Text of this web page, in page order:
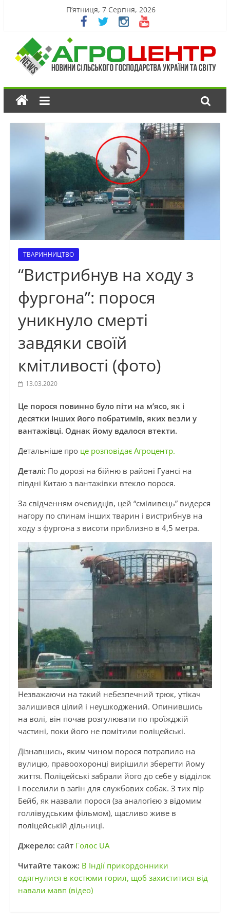
П’ятниця, 7 Серпня, 2026
ТВАРИННИЦТВО
“Вистрибнув на ходу з
фургона”: порося
уникнуло смерті
завдяки своїй
кмітливості (фото)
13.03.2020
Це порося повинно було піти на м’ясо, як і
десятки інших його побратимів, яких везли у
вантажівці. Однак йому вдалося втекти.
Детальніше про це розповідає Агроцентр.
Деталі: По дорозі на бійню в районі Гуансі на
півдні Китаю з вантажівки втекло порося.
За свідченням очевидців, цей “сміливець” видерся
нагору по спинам інших тварин і вистрибнув на
ходу з фургона з висоти приблизно в 4,5 метра.
Незважаючи на такий небезпечний трюк, утікач
залишився цілий і неушкоджений. Опинившись
на волі, він почав розгулювати по проїжджій
частині, поки його не помітили поліцейські.
Дізнавшись, яким чином порося потрапило на
вулицю, правоохоронці вирішили зберегти йому
життя. Поліцейські забрали його до себе у відділок
і поселили в загін для службових собак. З тих пір
Бейб, як назвали порося (за аналогією з відомим
голлівудським фільмом), щасливо живе в
поліцейській дільниці.
Джерело: сайтГолос UA
Читайте також: В Індії прикордонники
одягнулися в костюми горил, щоб захиститися від
навали мавп (відео)